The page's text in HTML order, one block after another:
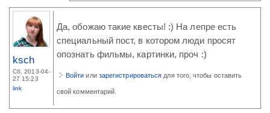
ksch
Сб, 2013-04-
27 15:23
link
Да, обожаю такие квесты! :) На лепре есть
специальный пост, в котором люди просят
опознать фильмы, картинки, проч :)
Войти или зарегистрироваться для того, чтобы оставить
свой комментарий.